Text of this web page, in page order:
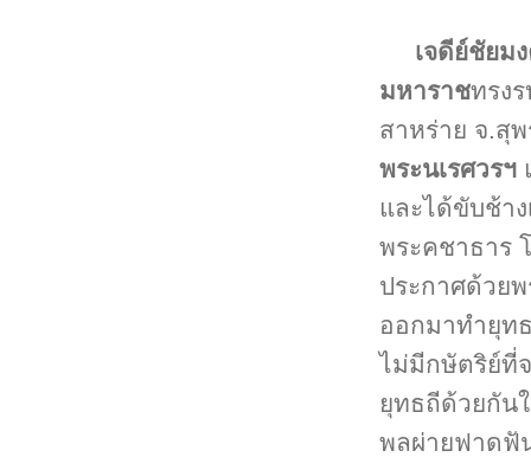
เจดีย์ชัยม
มหาราชทรง
สาหร่าย จ.สุ
พระนเรศวรฯ
และได้ขับช้า
พระคชาธาร
ประกาศด้วยพ
ออกมาทำยุท
ไม่มีกษัตริย์ที่
ยุทธถีด้วยกัน
พลผ่ายฟาดฟั